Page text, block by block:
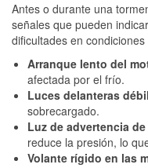
Antes o durante una
señales que pueden
dificultades en
Arranque lento del
afectada por el frío.
Luces delanteras
sobrecargado.
Luz de advertencia
reduce la presión, lo
Volante rígido en las